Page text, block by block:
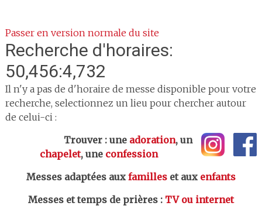
Passer en version normale du site
Recherche d'horaires:
50,456:4,732
Il n'y a pas de d'horaire de messe disponible pour votre
recherche, selectionnez un lieu pour chercher autour
de celui-ci :
Trouver : une adoration, un
chapelet, une confession
Messes adaptées aux familleset aux enfants
Messes et temps de prières: TV ou internet